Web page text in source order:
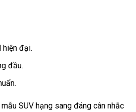
đại.
đầu.
SUV hạng sang đáng cân nhắc